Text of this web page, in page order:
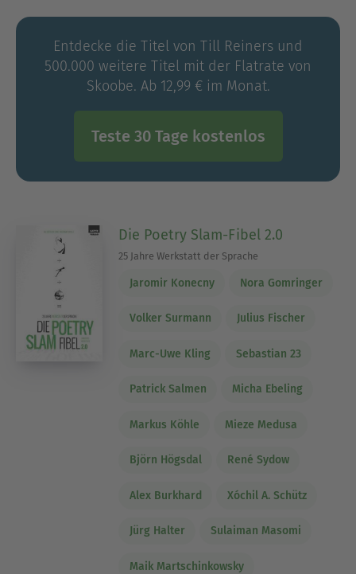
Entdecke die Titel von Till Reiners und
500.000 weitere Titel mit der Flatrate von
Skoobe. Ab 12,99 € im Monat.
Teste 30 Tage kostenlos
Die Poetry Slam-Fibel 2.0
25 Jahre Werkstatt der Sprache
Jaromir Konecny Nora Gomringer
Volker Surmann Julius Fischer
Marc-Uwe Kling Sebastian 23
Patrick Salmen Micha Ebeling
Markus Köhle Mieze Medusa
Björn Högsdal René Sydow
Alex Burkhard Xóchil A. Schütz
Jürg Halter Sulaiman Masomi
Maik Martschinkowsky